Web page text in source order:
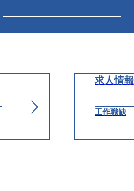
求人情報
工作職缺